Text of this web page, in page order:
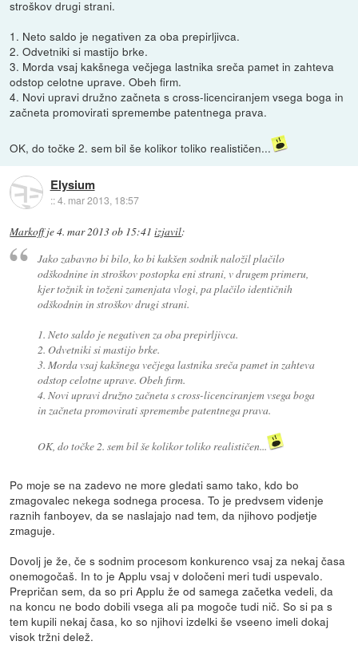
stroškov drugi strani.
1. Neto saldo je negativen za oba prepirljivca.
2. Odvetniki si mastijo brke.
3. Morda vsaj kakšnega večjega lastnika sreča pamet in zahteva
odstop celotne uprave. Obeh firm.
4. Novi upravi družno začneta s cross-licenciranjem vsega boga in
začneta promovirati spremembe patentnega prava.
OK, do točke 2. sem bil še kolikor toliko realističen...
Elysium
::4. mar 2013, 18:57
Markoffje4. mar 2013 ob 15:41 izjavil:
Jako zabavno bi bilo, ko bi kakšen sodnik naložil plačilo
odškodnine in stroškov postopka eni strani, v drugem primeru,
kjer tožnik in toženi zamenjata vlogi, pa plačilo identičnih
odškodnin in stroškov drugi strani.
1. Neto saldo je negativen za oba prepirljivca.
2. Odvetniki si mastijo brke.
3. Morda vsaj kakšnega večjega lastnika sreča pamet in zahteva
odstop celotne uprave. Obeh firm.
4. Novi upravi družno začneta s cross-licenciranjem vsega boga
in začneta promovirati spremembe patentnega prava.
OK, do točke 2. sem bil še kolikor toliko realističen...
Po moje se na zadevo ne more gledati samo tako, kdo bo
zmagovalec nekega sodnega procesa. To je predvsem videnje
raznih fanboyev, da se naslajajo nad tem, da njihovo podjetje
zmaguje.
Dovolj je že, če s sodnim procesom konkurenco vsaj za nekaj časa
onemogočaš. In to je Applu vsaj v določeni meri tudi uspevalo.
Prepričan sem, da so pri Applu že od samega začetka vedeli, da
na koncu ne bodo dobili vsega ali pa mogoče tudi nič. So si pa s
tem kupili nekaj časa, ko so njihovi izdelki še vseeno imeli dokaj
visok tržni delež.